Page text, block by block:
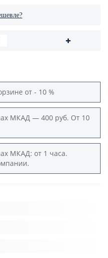
от - 10 %
МКАД — 400 руб. От 10
МКАД: от 1 часа.